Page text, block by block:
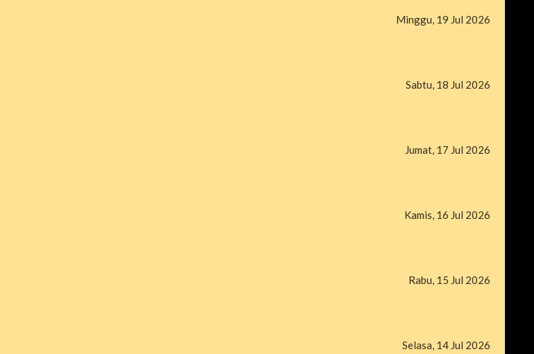
Minggu, 19 Jul 2026
Sabtu, 18 Jul 2026
Jumat, 17 Jul 2026
Kamis, 16 Jul 2026
Rabu, 15 Jul 2026
Selasa, 14 Jul 2026